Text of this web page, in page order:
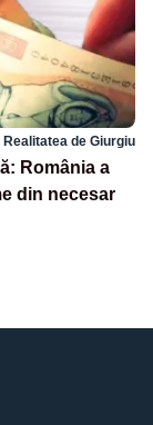
Realitatea de Giurgiu
România a
din necesar